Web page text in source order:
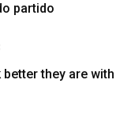
partido
they are with